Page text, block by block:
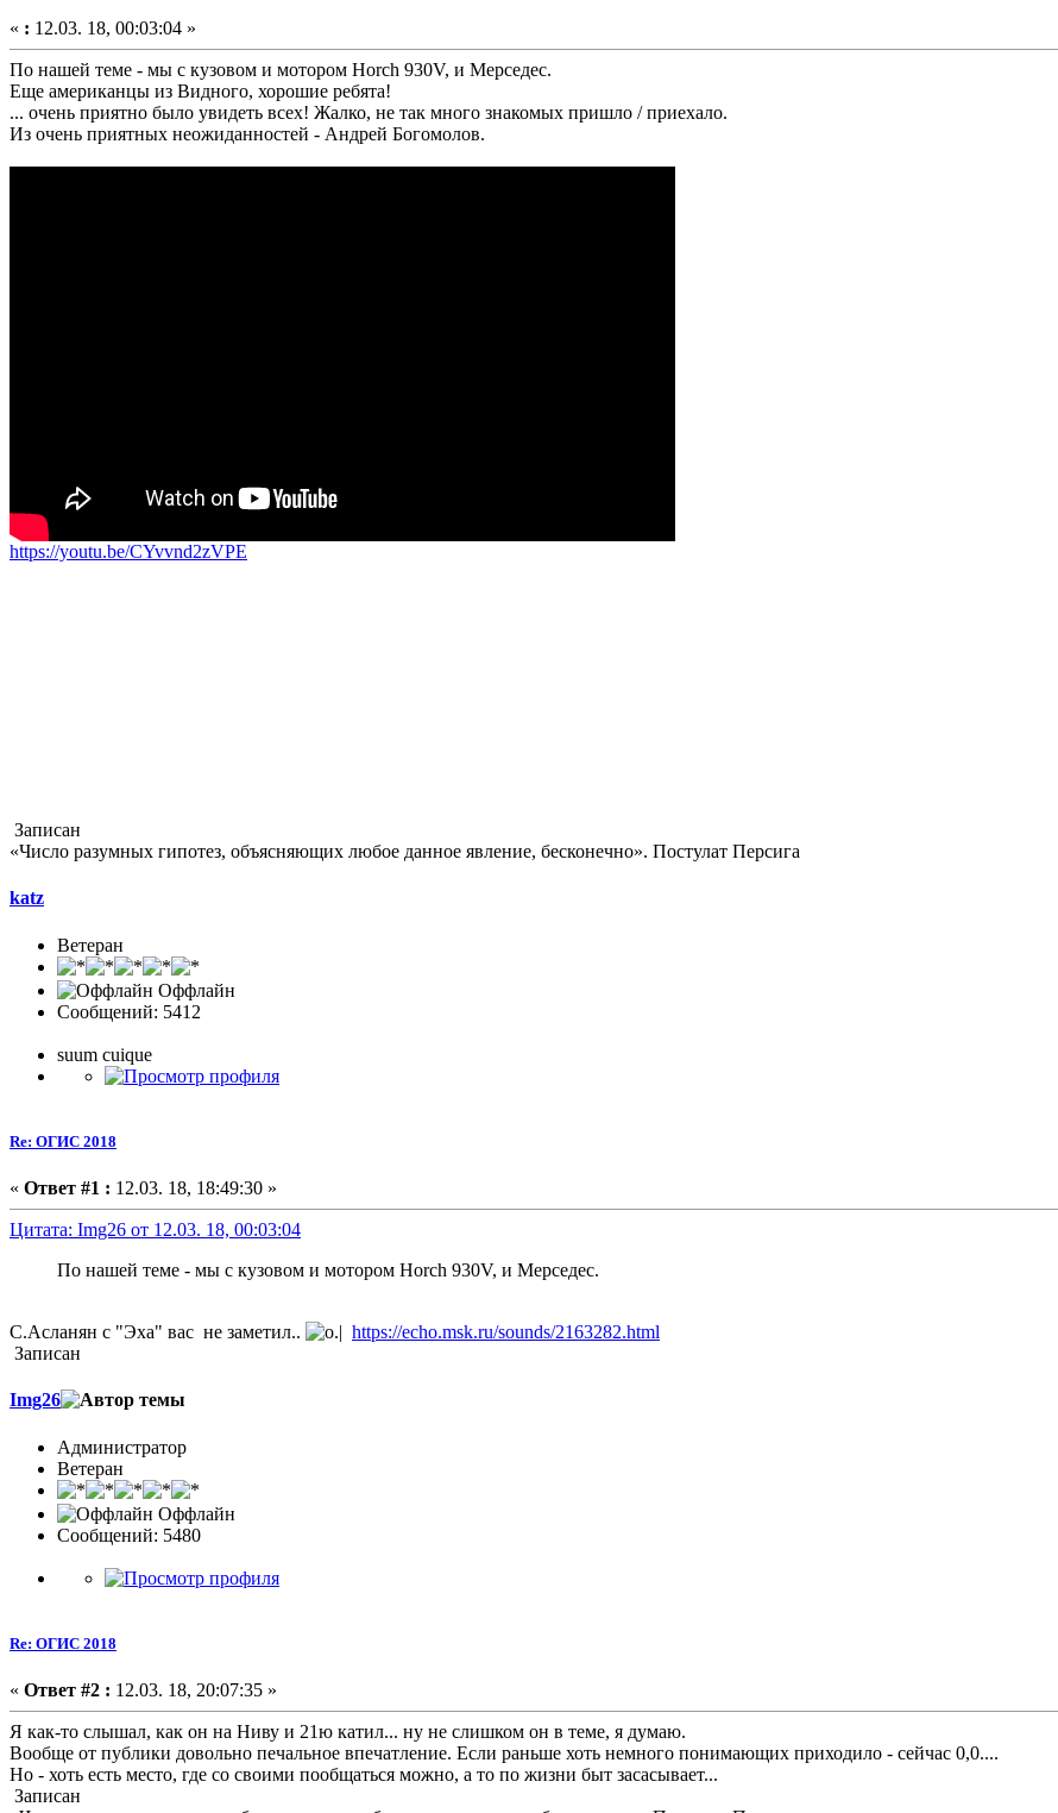
« : 12.03. 18, 00:03:04 »
По нашей теме - мы с кузовом и мотором Horch 930V, и Мерседес.
Еще американцы из Видного, хорошие ребята!
... очень приятно было увидеть всех! Жалко, не так много знакомых пришло / приехало.
Из очень приятных неожиданностей - Андрей Богомолов.
https://youtu.be/CYvvnd2zVPE
Записан
«Число разумных гипотез, объясняющих любое данное явление, бесконечно». Постулат Персига
katz
Ветеран
Оффлайн
Сообщений: 5412
suum cuique
Re: ОГИС 2018
« Ответ #1 : 12.03. 18, 18:49:30 »
Цитата: Img26 от 12.03. 18, 00:03:04
По нашей теме - мы с кузовом и мотором Horch 930V, и Мерседес.
С.Асланян с "Эха" вас не заметил..
https://echo.msk.ru/sounds/2163282.html
Записан
Img26
Администратор
Ветеран
Оффлайн
Сообщений: 5480
Re: ОГИС 2018
« Ответ #2 : 12.03. 18, 20:07:35 »
Я как-то слышал, как он на Ниву и 21ю катил... ну не слишком он в теме, я думаю.
Вообще от публики довольно печальное впечатление. Если раньше хоть немного понимающих приходило - сейчас 0,0....
Но - хоть есть место, где со своими пообщаться можно, а то по жизни быт засасывает...
Записан